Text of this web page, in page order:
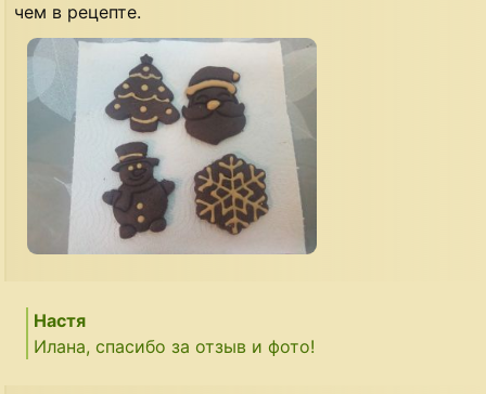
чем в рецепте.
Настя
Илана, спасибо за отзыв и фото!